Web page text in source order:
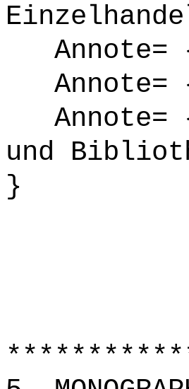
Annote=
Annote=
Annote=
und
}